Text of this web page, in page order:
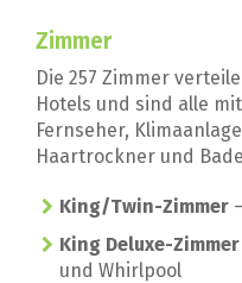
Zimmer
Die 257 Zimmer
Hotels und sind alle
Fernseher,
Haartrockner und
King/Twin-Zimmer
King Deluxe-Zimmer
und Whirlpool